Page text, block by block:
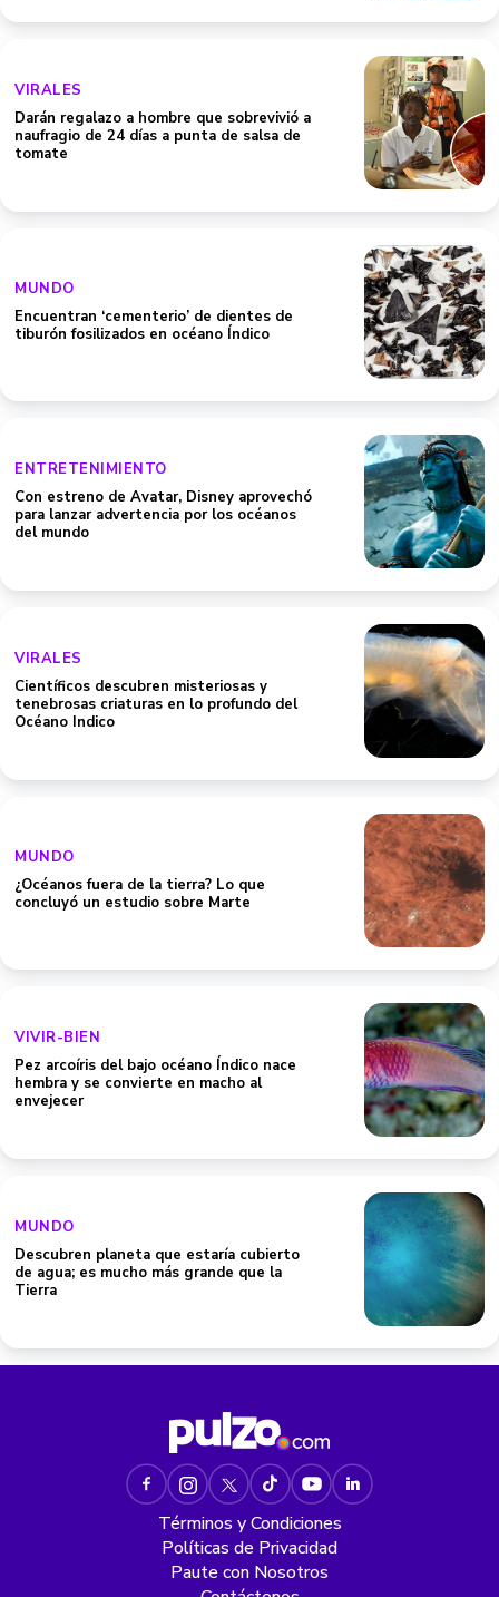
VIRALES
Darán regalazo a hombre que sobrevivió a
naufragio de 24 días a punta de salsa de
tomate
MUNDO
Encuentran ‘cementerio’ de dientes de
tiburón fosilizados en océano Índico
ENTRETENIMIENTO
Con estreno de Avatar, Disney aprovechó
para lanzar advertencia por los océanos
del mundo
VIRALES
Científicos descubren misteriosas y
tenebrosas criaturas en lo profundo del
Océano Indico
MUNDO
¿Océanos fuera de la tierra? Lo que
concluyó un estudio sobre Marte
VIVIR-BIEN
Pez arcoíris del bajo océano Índico nace
hembra y se convierte en macho al
envejecer
MUNDO
Descubren planeta que estaría cubierto
de agua; es mucho más grande que la
Tierra
Términos y Condiciones
Políticas de Privacidad
Paute con Nosotros